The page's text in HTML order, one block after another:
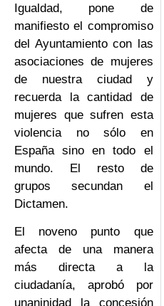
Igualdad, pone de
manifiesto el compromiso
del Ayuntamiento con las
asociaciones de mujeres
de nuestra ciudad y
recuerda la cantidad de
mujeres que sufren esta
violencia no sólo en
España sino en todo el
mundo. El resto de
grupos secundan el
Dictamen.
El noveno punto que
afecta de una manera
más directa a la
ciudadanía, aprobó por
unaninidad la concesión